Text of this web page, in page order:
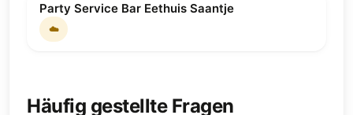
Party Service Bar Eethuis Saantje
☁️
Häufig gestellte Fragen